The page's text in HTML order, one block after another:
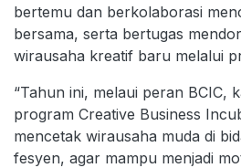
bertemu dan berkolaborasi
bersama, serta bertugas
wirausaha kreatif baru melalui
“Tahun ini, melaui peran BCIC,
program Creative Business
mencetak wirausaha muda di
fesyen, agar mampu menjadi